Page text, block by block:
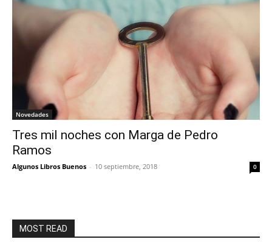
Novedades
Tres mil noches con Marga de Pedro
Ramos
Algunos Libros Buenos - 10 septiembre, 2018 0
MOST READ